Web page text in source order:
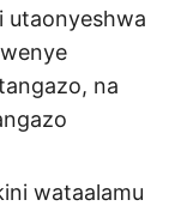
utaonyeshwa
na
wataalamu